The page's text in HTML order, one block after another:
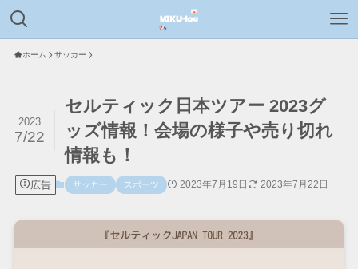
ホーム サッカー
セルティック日本ツアー 2023グ
ッズ情報！会場の様子や売り切れ
情報も！
2023
7/22
広告 サッカー スポーツ 2023年7月19日 2023年7月22日